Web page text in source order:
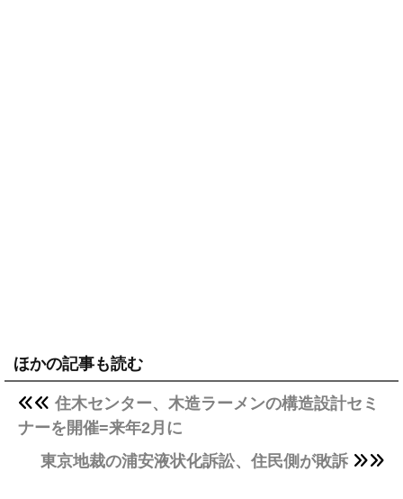
ほかの記事も読む
住木センター、木造ラーメンの構造設計セミ
ナーを開催=来年2月に
東京地裁の浦安液状化訴訟、住民側が敗訴